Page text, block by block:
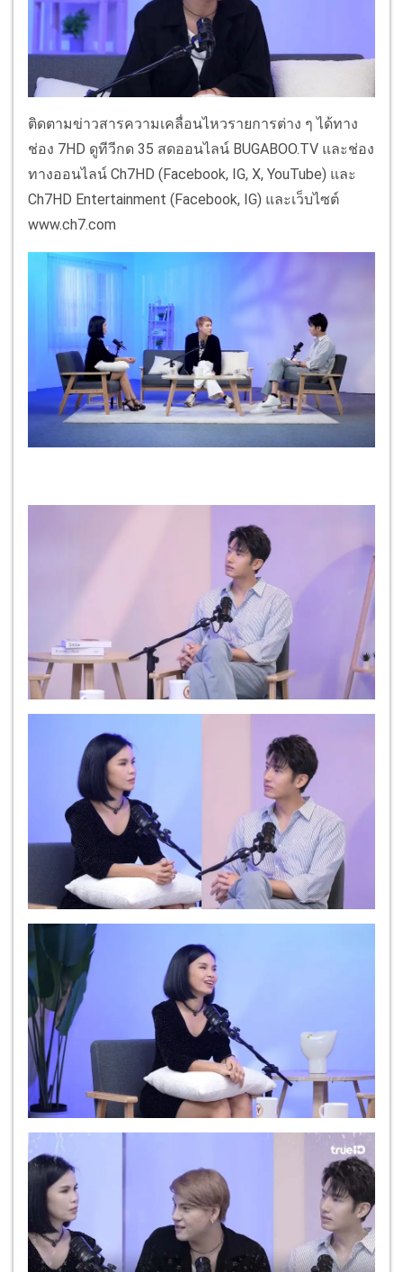
ติดตามข่าวสารความเคลื่อนไหวรายการต่าง ๆ ได้ทาง
ช่อง 7HD ดูทีวีกด 35 สดออนไลน์ BUGABOO.TV และช่อง
ทางออนไลน์ Ch7HD (Facebook, IG, X, YouTube) และ
Ch7HD Entertainment (Facebook, IG) และเว็บไซต์
www.ch7.com